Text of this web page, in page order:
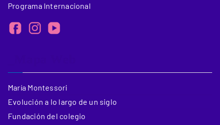
Programa Internacional
María Montessori
Evolución a lo largo de un siglo
Fundación del colegio